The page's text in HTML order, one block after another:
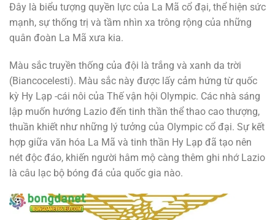
Đây là biểu tượng quyền lực của La Mã cổ đại, thể hiện sức
mạnh, sự thống trị và tầm nhìn xa trông rộng của những
quân đoàn La Mã xưa kia.
Màu sắc truyền thống của đội là trắng và xanh da trời
(Biancocelesti). Màu sắc này được lấy cảm hứng từ quốc
kỳ Hy Lạp -cái nôi của Thế vận hội Olympic. Các nhà sáng
lập muốn hướng Lazio đến tinh thần thể thao cao thượng,
thuần khiết như những lý tưởng của Olympic cổ đại. Sự kết
hợp giữa văn hóa La Mã và tinh thần Hy Lạp đã tạo nên
nét độc đáo, khiến người hâm mộ càng thêm ghi nhớ Lazio
là câu lạc bộ bóng đá của quốc gia nào.